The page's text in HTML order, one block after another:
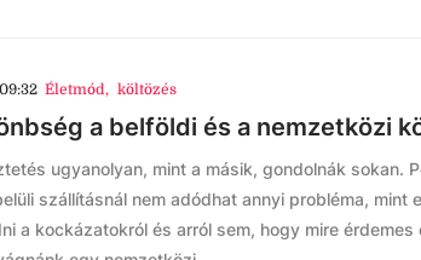
Életmód, költözés
a belföldi és a nemzetközi
ugyanolyan, mint a másik, gondolnák sokan.
szállításnál nem adódhat annyi probléma, mint
a kockázatokról és arról sem, hogy mire